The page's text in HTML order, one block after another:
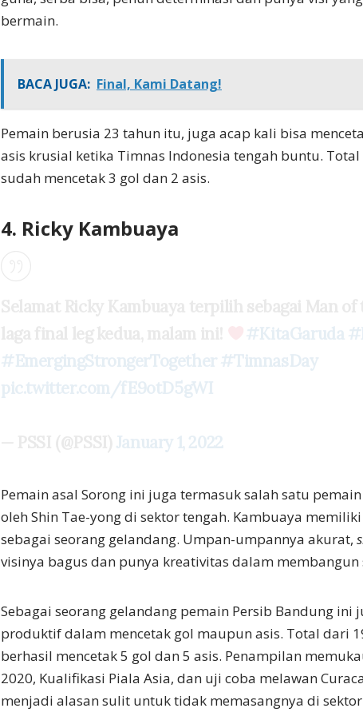
bermain.
BACA JUGA: Final, Kami Datang!
Pemain berusia 23 tahun itu, juga acap kali bisa
asis krusial ketika Timnas Indonesia tengah buntu.
sudah mencetak 3 gol dan 2 asis.
4. Ricky Kambuaya
#KitaGaruda
#EmergingStrongerTogether #TimnasDay
pic.twitter.com/fE9otD5gWI
January 1, 2022
Pemain asal Sorong ini juga termasuk salah satu
oleh Shin Tae-yong di sektor tengah. Kambuaya
sebagai seorang gelandang. Umpan-umpannya akurat,
visinya bagus dan punya kreativitas dalam membangun
Sebagai seorang gelandang pemain Persib Bandung ini
produktif dalam mencetak gol maupun asis. Total dari
berhasil mencetak 5 gol dan 5 asis. Penampilan
2020, Kualifikasi Piala Asia, dan uji coba melawan
menjadi alasan sulit untuk tidak memasangnya di